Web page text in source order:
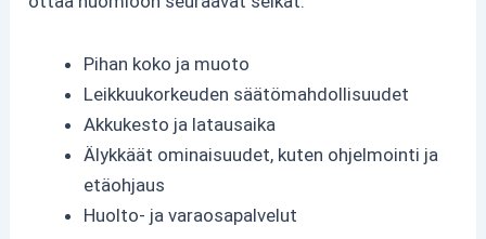
Pihan koko ja muoto
Leikkuukorkeuden säätömahdollisuudet
Akkukesto ja latausaika
Älykkäät ominaisuudet, kuten ohjelmointi ja
etäohjaus
Huolto- ja varaosapalvelut